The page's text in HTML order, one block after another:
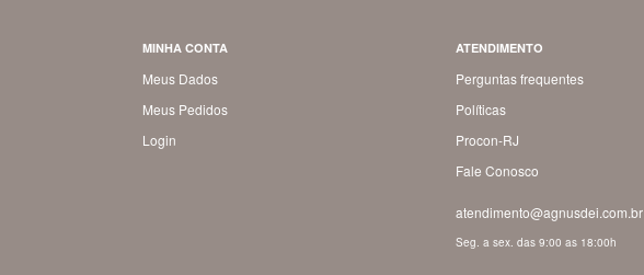
MINHA CONTA
Meus Dados
Meus Pedidos
Login
ATENDIMENTO
Perguntas frequentes
Políticas
Procon-RJ
Fale Conosco
atendimento@agnusdei.com.br
Seg. a sex. das 9:00 as 18:00h